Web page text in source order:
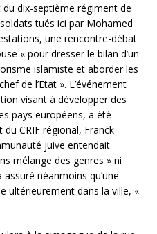
dix-septième régiment de
tués ici par Mohamed
une rencontre-débat
« pour dresser le bilan d’un
islamiste et aborder les
de l’Etat ». L’événement
visant à développer des
pays européens, a été
CRIF régional, Franck
juive entendait
mélange des genres » ni
néanmoins qu’une
ultérieurement dans la ville, «